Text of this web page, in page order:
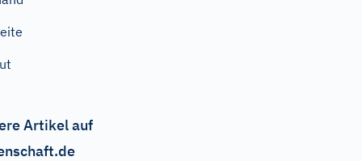
Artikel auf